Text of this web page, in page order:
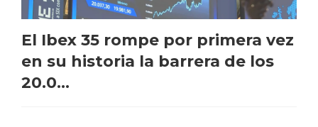
El Ibex 35 rompe por primera vez
en su historia la barrera de los
20.0...